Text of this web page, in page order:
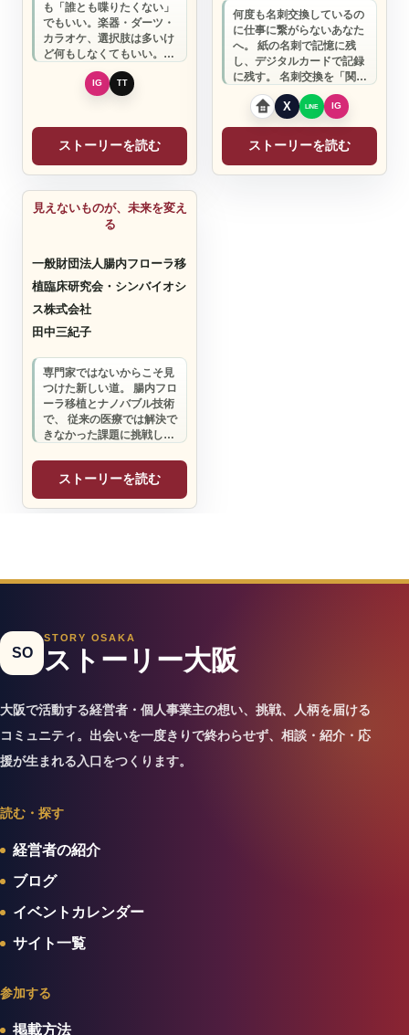
も「誰とも喋りたくない」
でもいい。楽器・ダーツ・
カラオケ、選択肢は多いけ
ど何もしなくてもいい。1
時間1500円飲み放題で、自
由に過ごせま…
ストーリーを読む
何度も名刺交換しているの
に仕事に繋がらないあなた
へ。 紙の名刺で記憶に残
し、デジタルカードで記録
に残す。 名刺交換を「関係
構築の成功体験」に変える
Re:Conn…
ストーリーを読む
専門サービス
見えないものが、未来を変え
る
一般財団法人腸内フローラ移
植臨床研究会・シンバイオシ
ス株式会社
田中三紀子
専門家ではないからこそ見
つけた新しい道。 腸内フロ
ーラ移植とナノバブル技術
で、 従来の医療では解決で
きなかった課題に挑戦して
ストーリーを読む
SO
STORY OSAKA
ストーリー大阪
大阪で活動する経営者・個人事業主の想い、挑戦、人柄を届ける
コミュニティ。出会いを一度きりで終わらせず、相談・紹介・応
援が生まれる入口をつくります。
読む・探す
経営者の紹介
ブログ
イベントカレンダー
サイト一覧
参加する
掲載方法